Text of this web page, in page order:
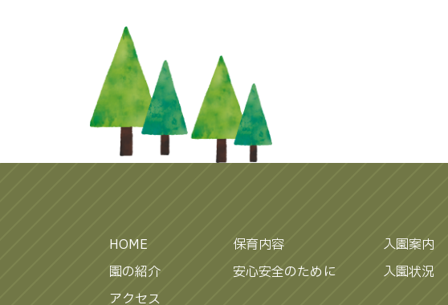
HOME
園の紹介
アクセス
保育内容
安心安全のために
入園案内
入園状況